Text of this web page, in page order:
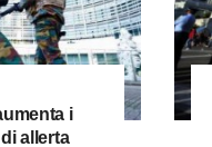
i
allerta